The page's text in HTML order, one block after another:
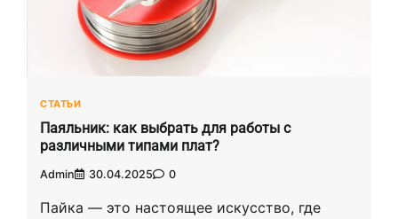
СТАТЬИ
Паяльник: как выбрать для работы с
различными типами плат?
Admin 30.04.2025 0
Пайка — это настоящее искусство, где